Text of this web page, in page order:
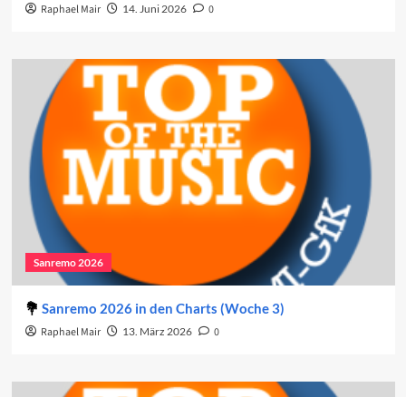
Raphael Mair 14. Juni 2026 0
Sanremo 2026
Sanremo 2026 in den Charts (Woche 3)
Raphael Mair 13. März 2026 0